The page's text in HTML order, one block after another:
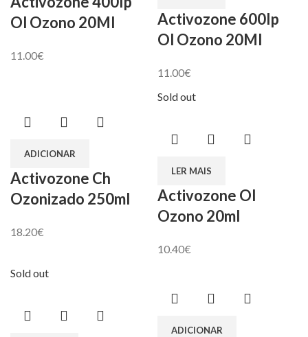
Ol Ozono 20Ml
11.00€
Activozone 600Ip
Ol Ozono 20Ml
11.00€
ADICIONAR
Activozone Ch
Ozonizado 250ml
18.20€
Sold out
LER MAIS
Activozone Ol
Ozono 20ml
10.40€
Sold out
ADICIONAR